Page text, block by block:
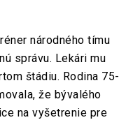
národného tímu
správu. Lekári mu
štádiu. Rodina 75-
že bývalého
na vyšetrenie pre